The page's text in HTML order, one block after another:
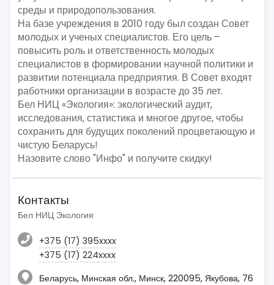
среды и природопользования.
На базе учреждения в 2010 году был создан Совет
молодых и ученых специалистов. Его цель –
повысить роль и ответственность молодых
специалистов в формировании научной политики и
развитии потенциала предприятия. В Совет входят
работники организации в возрасте до 35 лет.
Бел НИЦ «Экология»: экологический аудит,
исследования, статистика и многое другое, чтобы
сохранить для будущих поколений процветающую и
чистую Беларусь!
Назовите слово "Инфо" и получите скидку!
Контакты
Бел НИЦ Экология
+375 (17) 395xxxx
+375 (17) 224xxxx
Беларусь, Минская обл., Минск, 220095, Якубова, 76